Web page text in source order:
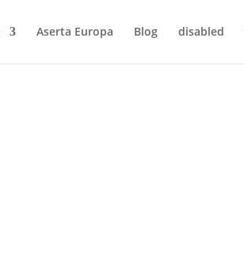
Aserta Europa Blog disabled